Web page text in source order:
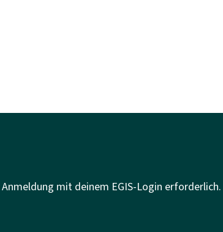
mit deinem EGIS-Login erforderlich.